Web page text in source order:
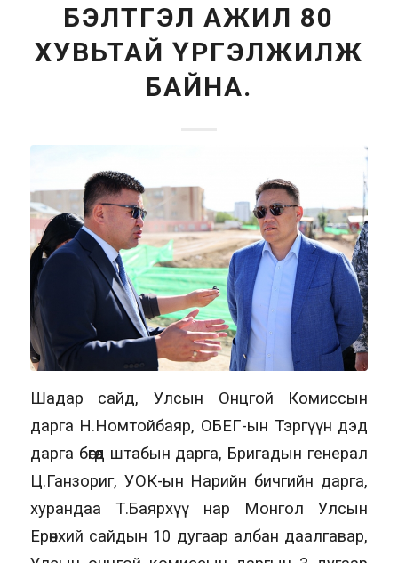
БЭЛТГЭЛ АЖИЛ 80
ХУВЬТАЙ ҮРГЭЛЖИЛЖ
БАЙНА.
Шадар сайд, Улсын Онцгой Комиссын
дарга Н.Номтойбаяр, ОБЕГ-ын Тэргүүн дэд
дарга бөгөөд штабын дарга, Бригадын генерал
Ц.Ганзориг, УОК-ын Нарийн бичгийн дарга,
хурандаа Т.Баярхүү нар Монгол Улсын
Ерөнхий сайдын 10 дугаар албан даалгавар,